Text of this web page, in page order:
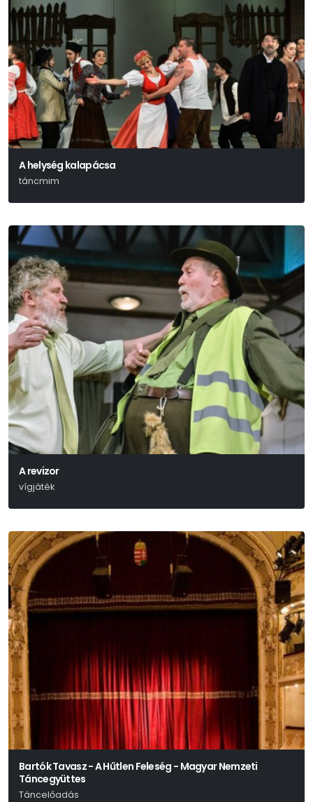
A helység kalapácsa
táncmim
A revizor
vígjáték
Bartók Tavasz - A Hűtlen Feleség - Magyar Nemzeti
Táncegyüttes
Táncelőadás